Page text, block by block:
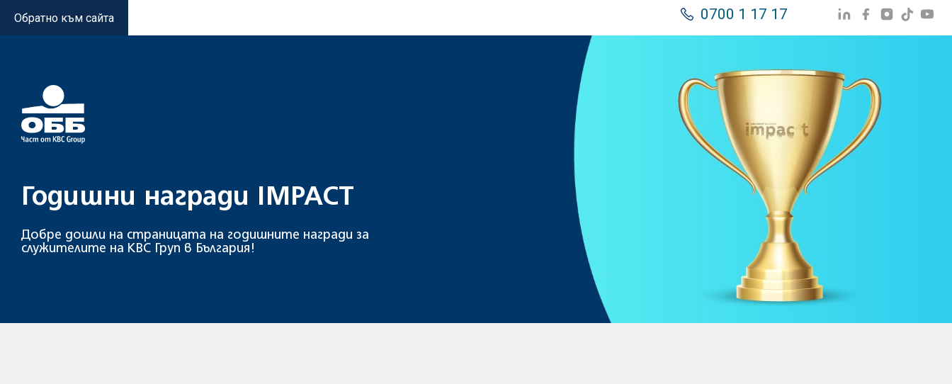
Обратно към сайта 0700 1 17 17
Годишни награди IMPACT
Добре дошли на страницата на годишните награди за
служителите на KBC Груп в България!